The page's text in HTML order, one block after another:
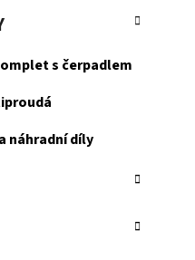
s čerpadlem
náhradní díly